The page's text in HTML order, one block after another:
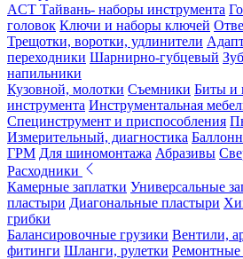
ACT Тайвань- наборы инструмента
головок Ключи и наборы ключей
Трещотки, воротки, удлинители
переходники Шарнирно-губцевый
напильники
Кузовной, молотки Съемники Биты и
инструмента Инструментальная
Специнструмент и приспособления
Измерительный, диагностика
ГРМ Для шиномонтажа Абразивы
Расходники
Камерные заплатки Универсальные
пластыри Диагональные пластыри
грибки
Балансировочные грузики Вентили,
фитинги Шланги, рулетки